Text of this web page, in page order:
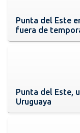
Punta del Este
fuera de
Punta del Este,
Uruguaya